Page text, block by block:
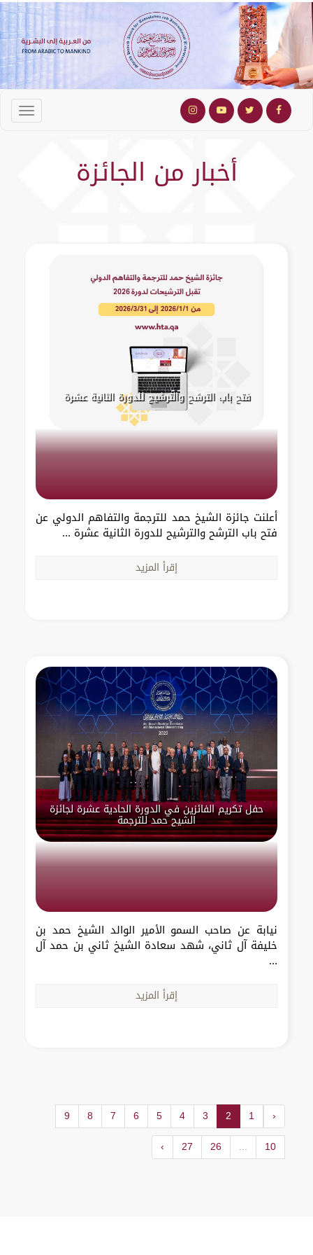
أخبار من الجائزة
فتح باب الترشح والترشيح للدورة الثانية عشرة
أعلنت جائزة الشيخ حمد للترجمة والتفاهم الدولي عن
فتح باب الترشح والترشيح للدورة الثانية عشرة ...
إقرأ المزيد
حفل تكريم الفائزين في الدورة الحادية عشرة لجائزة
الشيح حمد للترجمة
نيابة عن صاحب السمو الأمير الوالد الشيخ حمد بن
خليفة آل ثاني، شهد سعادة الشيخ ثاني بن حمد آل
...
إقرأ المزيد
‹
1
2
3
4
5
6
7
8
9
10
...
26
27
›